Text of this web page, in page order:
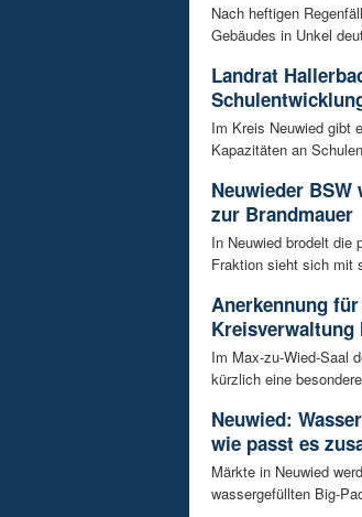
Nach heftigen
Gebäudes in Unkel
Landrat
Im Kreis Neuwied gibt
Kapazitäten an
Neuwieder
zur Brandmauer
In Neuwied brodelt die
Fraktion sieht sich mit
Anerkennung
Kreisverwaltung
Im Max-zu-Wied-Saal
kürzlich eine
Neuwied:
wie passt es
Märkte in Neuwied
wassergefüllten Big-